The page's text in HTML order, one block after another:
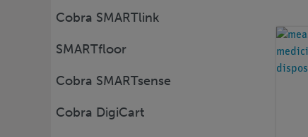
Cobra SMARTlink
SMARTfloor
Cobra SMARTsense
Cobra DigiCart